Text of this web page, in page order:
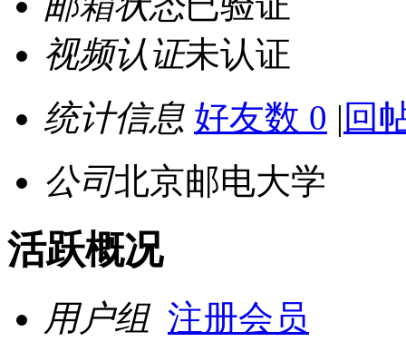
视频认证未认证
统计信息 好友数 0 | 回
公司北京邮电大学
活跃概况
用户组 注册会员